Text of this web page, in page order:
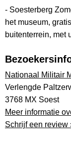
- Soesterberg
het museum,
buitenterrein, met
Nationaal Militair
Verlengde
3768 MX Soest
Meer informatie
Schrijf een review